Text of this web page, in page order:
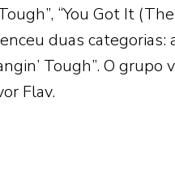
“You Got It
duas
Tough”. O grupo
Flav.